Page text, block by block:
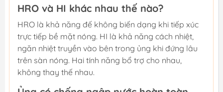
HRO và HI khác nhau thế nào?
HRO là khả năng đế không biến dạng khi tiếp xúc
trực tiếp bề mặt nóng. HI là khả năng cách nhiệt,
ngăn nhiệt truyền vào bên trong ủng khi đứng lâu
trên sàn nóng. Hai tính năng bổ trợ cho nhau,
không thay thế nhau.